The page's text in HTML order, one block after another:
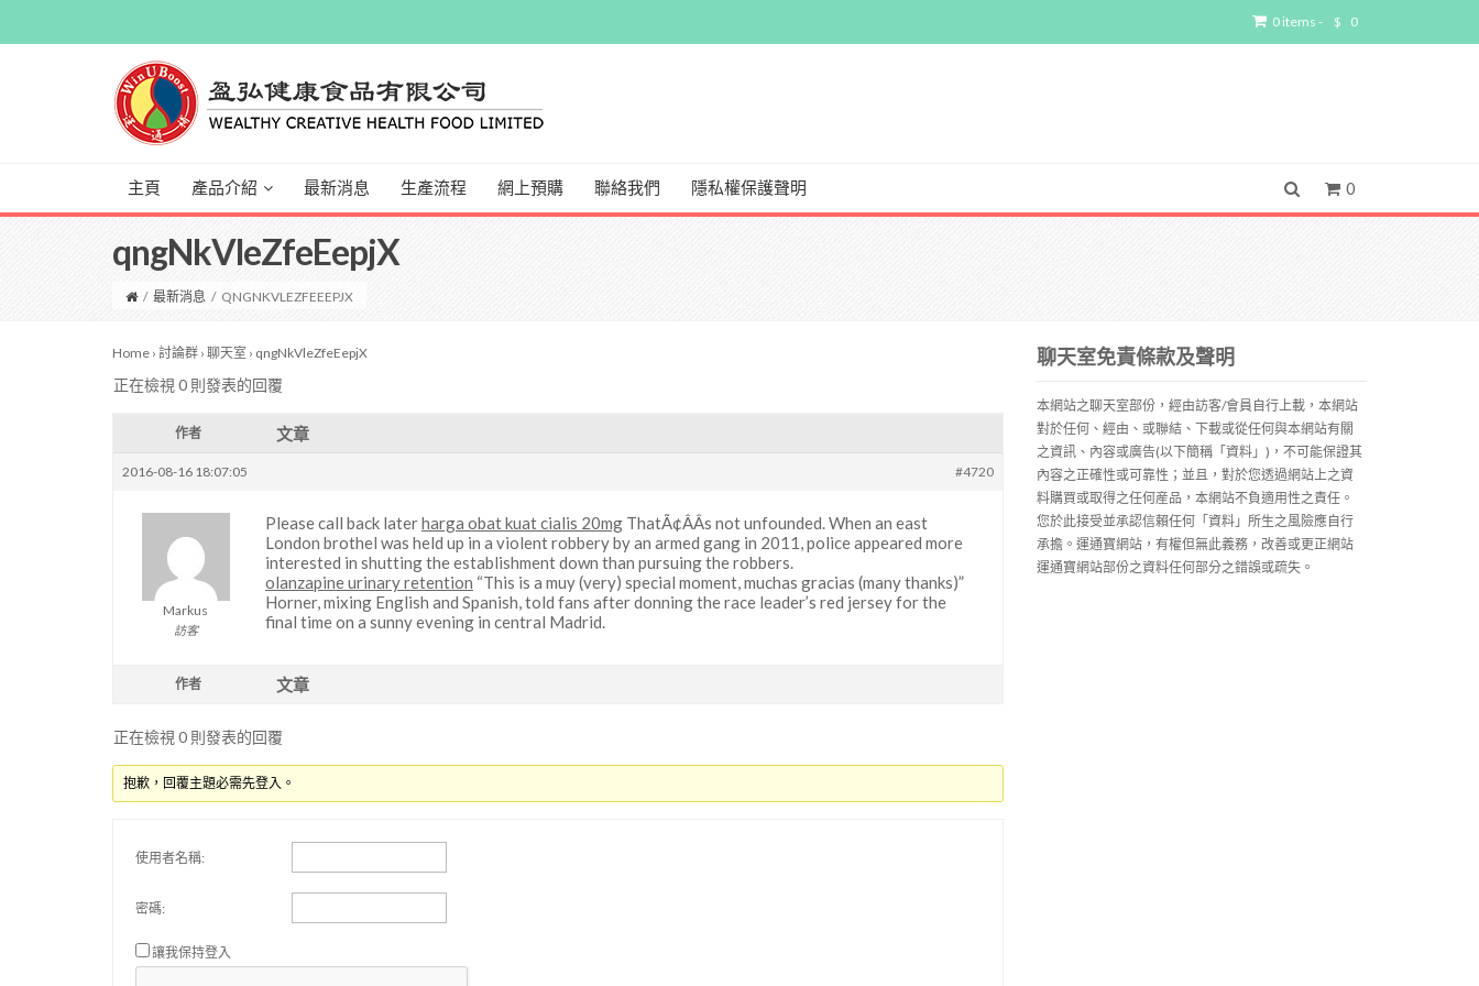
0 items - $ 0
主頁 產品介紹 最新消息 生產流程 網上預購 聯絡我們 隱私權保護聲明 0
qngNkVleZfeEepjX
/ 最新消息 / QNGNKVLEZFEEEPJX
Home › 討論群 › 聊天室 › qngNkVleZfeEepjX
正在檢視 0 則發表的回覆
作者 文章
2016-08-16 18:07:05 #4720
Markus
訪客
Please call back laterharga obat kuat cialis 20mg ThatÃ¢ÂÂs not unfounded. When an east
London brothel was held up in a violent robbery by an armed gang in 2011, police appeared more
interested in shutting the establishment down than pursuing the robbers.
olanzapine urinary retention “This is a muy (very) special moment, muchas gracias (many thanks)”
Horner, mixing English and Spanish, told fans after donning the race leader’s red jersey for the
final time on a sunny evening in central Madrid.
作者 文章
正在檢視 0 則發表的回覆
抱歉，回覆主題必需先登入。
使用者名稱:
密碼:
讓我保持登入
聊天室免責條款及聲明
本網站之聊天室部份，經由訪客/會員自行上載，本網站
對於任何、經由、或聯結、下載或從任何與本網站有關
之資訊、內容或廣告(以下簡稱「資料」)，不可能保證其
內容之正確性或可靠性；並且，對於您透過網站上之資
料購買或取得之任何産品，本網站不負適用性之責任。
您於此接受並承認信賴任何「資料」所生之風險應自行
承擔。運通寶網站，有權但無此義務，改善或更正網站
運通寶網站部份之資料任何部分之錯誤或疏失。